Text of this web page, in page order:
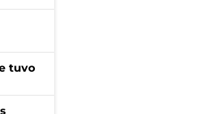
tuvo